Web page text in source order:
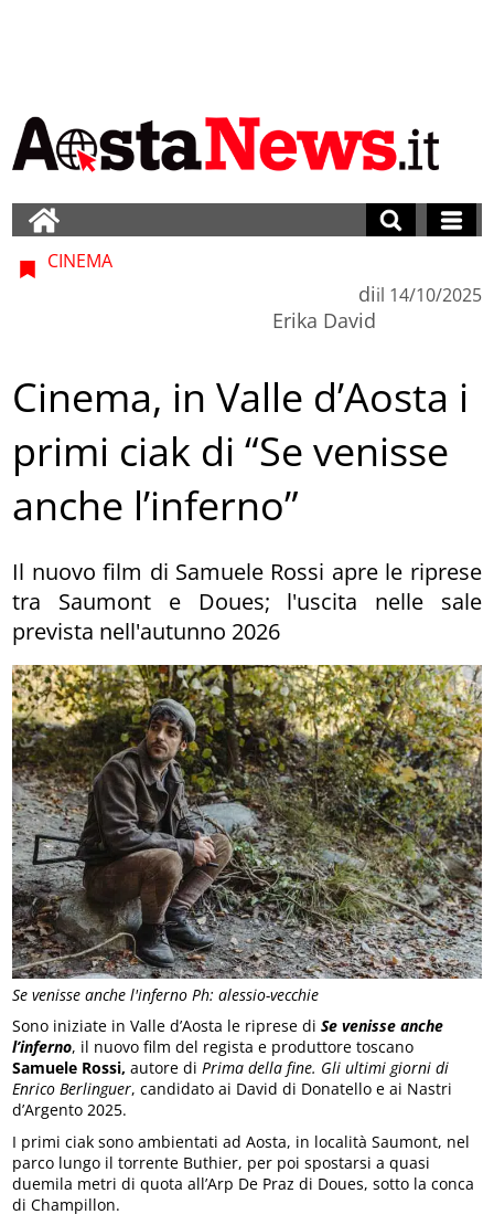
Se venisse anche l'inferno Ph: alessio-vecchie
CINEMA
di
Erika David
il 14/10/2025
Cinema, in Valle d’Aosta i
primi ciak di “Se venisse
anche l’inferno”
Il nuovo film di Samuele Rossi apre le riprese
tra Saumont e Doues; l'uscita nelle sale
prevista nell'autunno 2026
Sono iniziate in Valle d’Aosta le riprese diSe venisse anche
l’inferno, il nuovo film del regista e produttore toscano
Samuele Rossi, autore diPrima della fine. Gli ultimi giorni di
Enrico Berlinguer, candidato ai David di Donatello e ai Nastri
d’Argento 2025.
I primi ciak sono ambientati ad Aosta, in località Saumont, nel
parco lungo il torrente Buthier, per poi spostarsi a quasi
duemila metri di quota all’Arp De Praz di Doues, sotto la conca
di Champillon.